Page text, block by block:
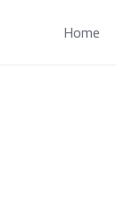
Home